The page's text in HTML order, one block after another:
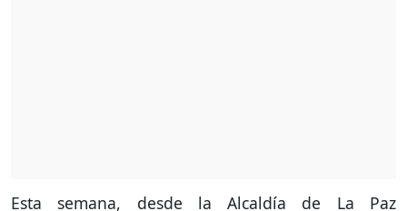
Esta semana, desde la Alcaldía de La Paz